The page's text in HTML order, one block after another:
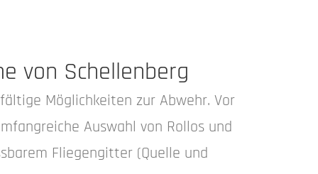
von Schellenberg
Möglichkeiten zur Abwehr. Vor
Auswahl von Rollos und
Fliegengitter (Quelle und